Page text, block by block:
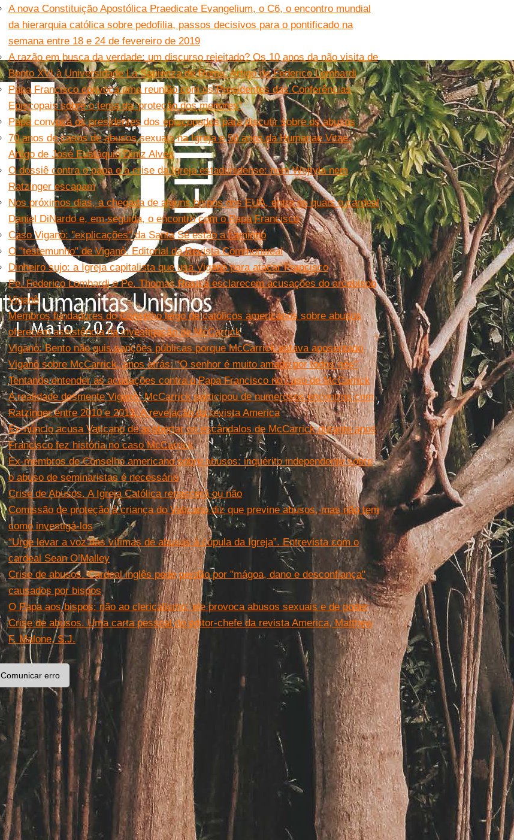
A nova Constituição Apostólica Praedicate Evangelium, o C6, o encontro mundial
da hierarquia católica sobre pedofilia, passos decisivos para o pontificado na
semana entre 18 e 24 de fevereiro de 2019
A razão em busca da verdade: um discurso rejeitado? Os 10 anos da não visita de
Bento XVI à Universidade La Sapienza de Roma. Artigo de Federico Lombardi
Papa Francisco convoca uma reunião com os Presidentes das Conferências
Episcopais sobre o tema da ‘proteção dos menores”
Papa convoca os presidentes dos episcopados para discutir sobre os abusos
70 anos de casos de abusos sexuais na Igreja e 50 anos da Humanae Vitae.
Artigo de José Eustáquio Diniz Alves
O dossiê contra o papa e a crise da Igreja estadunidense: nem Wojtyla nem
Ratzinger escapam
Nos próximos dias, a chegada de alguns bispos dos EUA, entre os quais o cardeal
Daniel DiNardo e, em seguida, o encontro com o Papa Francisco
Caso Viganò: ''explicações'' da Santa Sé estão a caminho
O "testemunho" de Viganò. Editorial da Revista Commonweal
Dinheiro sujo: a Igreja capitalista que usa Viganò para atacar Francisco
Pe. Federico Lombardi e Pe. Thomas Rosica esclarecem acusações do arcebispo
Viganò
Membros fundadores do Conselho leigo de católicos americanos sobre abusos
oferecem assistência na investigação de McCarrick
Viganò: Bento não quis sanções públicas porque McCarrick estava aposentado
Viganò sobre McCarrick, anos atrás: ''O senhor é muito amado por todos nós''
Tentando entender as acusações contra o Papa Francisco no caso de McCarrick
A realidade desmente Viganò: McCarrick participou de numerosos encontros com
Ratzinger entre 2010 e 2013. A revelação da revista America
Ex-núncio acusa Vaticano de acobertar os escândalos de McCarrick durante anos
Francisco fez história no caso McCarrick
Ex-membros de Conselho americano sobre abusos: inquérito independente sobre
o abuso de seminaristas é necessário
Crise de Abusos. A Igreja Católica renascerá ou não
Comissão de proteção à criança do Vaticano diz que previne abusos, mas não tem
como investigá-los
“Urge levar a voz das vítimas de abusos à cúpula da Igreja”. Entrevista com o
cardeal Sean O’Malley
Crise de abusos. Cardeal inglês pede perdão por "mágoa, dano e desconfiança"
causados por bispos
O Papa aos bispos: não ao clericalismo; ele provoca abusos sexuais e de poder
Crise de abusos. Uma carta pessoal do editor-chefe da revista America, Matthew
F. Malone, S.J.
Comunicar erro